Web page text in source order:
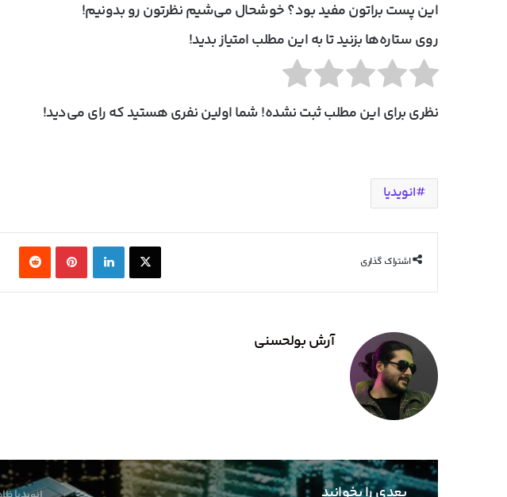
این پست براتون مفید بود؟ خوشحال می‌شیم نظرتون رو بدونیم!
روی ستاره‌ها بزنید تا به این مطلب امتیاز بدید!
نظری برای این مطلب ثبت نشده! شما اولین نفری هستید که رای می‌دید!
انویدیا
اشتراک گذاری
X لینکدین ‫پین‌ترست‫رددیت
آرش بولحسنی
Edition را با قیمت ۲۳۰۰ دلار عرضه کرد